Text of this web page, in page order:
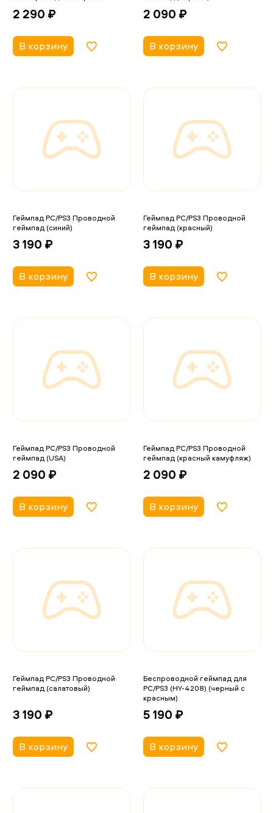
2 290 ₽
В корзину
2 090 ₽
В корзину
Геймпад PC/PS3 Проводной
геймпад (синий)
3 190 ₽
В корзину
Геймпад PC/PS3 Проводной
геймпад (красный)
3 190 ₽
В корзину
Геймпад PC/PS3 Проводной
геймпад (USA)
2 090 ₽
В корзину
Геймпад PC/PS3 Проводной
геймпад (красный камуфляж)
2 090 ₽
В корзину
Геймпад PC/PS3 Проводной
геймпад (салатовый)
3 190 ₽
В корзину
Беспроводной геймпад для
PC/PS3 (HY-4208) (черный с
красным)
5 190 ₽
В корзину